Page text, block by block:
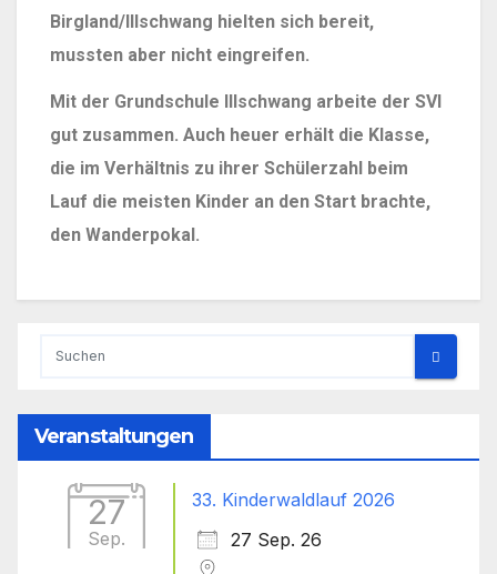
Birgland/Illschwang hielten sich bereit,
mussten aber nicht eingreifen.
Mit der Grundschule Illschwang arbeite der SVI
gut zusammen. Auch heuer erhält die Klasse,
die im Verhältnis zu ihrer Schülerzahl beim
Lauf die meisten Kinder an den Start brachte,
den Wanderpokal.
Veranstaltungen
27
Sep.
33. Kinderwaldlauf 2026
27 Sep. 26